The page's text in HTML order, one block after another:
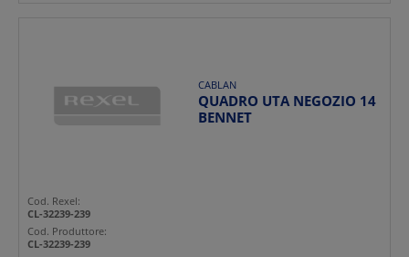
CABLAN
QUADRO UTA NEGOZIO 14
BENNET
Cod. Rexel:
CL-32239-239
Cod. Produttore:
CL-32239-239